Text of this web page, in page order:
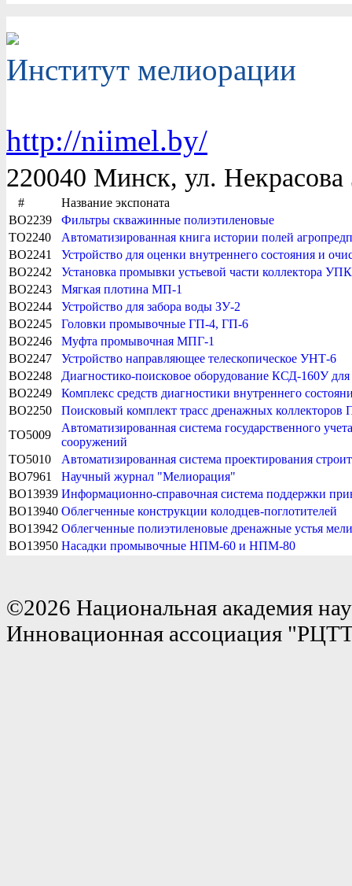
Институт мелиорации
http://niimel.by/
220040 Минск, ул. Некрасова
#
Название экспоната
BO2239
Фильтры скважинные полиэтиленовые
TO2240
Автоматизированная книга истории полей
BO2241
Устройство для оценки внутреннего состояния и
BO2242
Установка промывки устьевой части коллектора
BO2243
Мягкая плотина МП-1
BO2244
Устройство для забора воды ЗУ-2
BO2245
Головки промывочные ГП-4, ГП-6
BO2246
Муфта промывочная МПГ-1
BO2247
Устройство направляющее телескопическое УНТ-6
BO2248
Диагностико-поисковое оборудование КСД-160У
BO2249
Комплекс средств диагностики внутреннего
BO2250
Поисковый комплект трасс дренажных коллекторов
TO5009
Автоматизированная система государственного
сооружений
TO5010
Автоматизированная система проектирования
BO7961
Научный журнал "Мелиорация"
BO13939 Информационно-справочная система поддержки
BO13940 Облегченные конструкции колодцев-поглотителей
BO13942 Облегченные полиэтиленовые дренажные устья
BO13950 Насадки промывочные НПМ-60 и НПМ-80
©2026 Национальная академия
Инновационная ассоциация